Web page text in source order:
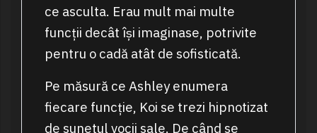
ce asculta. Erau mult mai multe
funcții decât își imaginase, potrivite
pentru o cadă atât de sofisticată.
Pe măsură ce Ashley enumera
fiecare funcție, Koi se trezi hipnotizat
de sunetul vocii sale. De când se